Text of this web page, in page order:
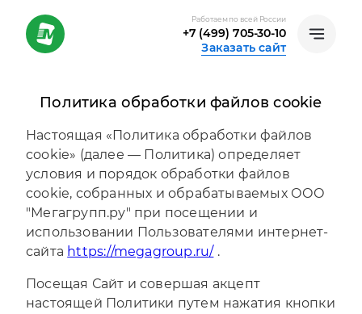
Работаем по всей России
+7 (499) 705-30-10
Заказать сайт
Политика обработки файлов cookie
Настоящая «Политика обработки файлов
cookie» (далее — Политика) определяет
условия и порядок обработки файлов
cookie, собранных и обрабатываемых ООО
"Мегагрупп.ру" при посещении и
использовании Пользователями интернет-
сайта https://megagroup.ru/.
Посещая Сайт и совершая акцепт
настоящей Политики путем нажатия кнопки